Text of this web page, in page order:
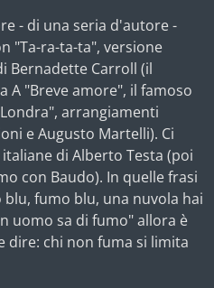
- di una seria d'autore -
"Ta-ra-ta-ta", versione
Bernadette Carroll (il
A "Breve amore", il famoso
arrangiamenti
e Augusto Martelli). Ci
di Alberto Testa (poi
con Baudo). In quelle frasi
fumo blu, una nuvola hai
uomo sa di fumo" allora è
dire: chi non fuma si limita